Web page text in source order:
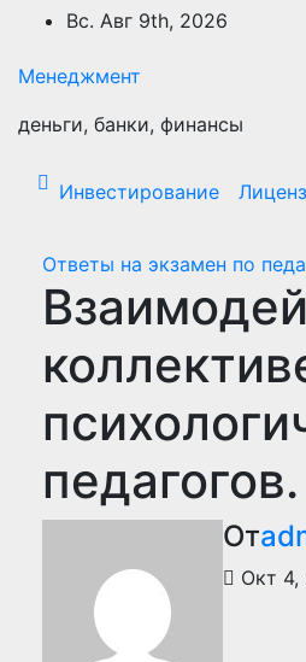
Перейти
содержимому
Вс. Авг 9th, 2026
Менеджмент
деньги, банки, финансы
Инвестирование
Ответы на экзамен по
педагогов.
От
Окт 4,